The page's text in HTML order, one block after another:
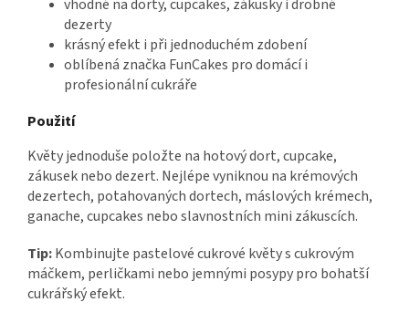
vhodné na dorty, cupcakes, zákusky i drobné
dezerty
krásný efekt i při jednoduchém zdobení
oblíbená značka FunCakes pro domácí i
profesionální cukráře
Použití
Květy jednoduše položte na hotový dort, cupcake,
zákusek nebo dezert. Nejlépe vyniknou na krémových
dezertech, potahovaných dortech, máslových krémech,
ganache, cupcakes nebo slavnostních mini zákuscích.
Tip:Kombinujte pastelové cukrové květy s cukrovým
máčkem, perličkami nebo jemnými posypy pro bohatší
cukrářský efekt.